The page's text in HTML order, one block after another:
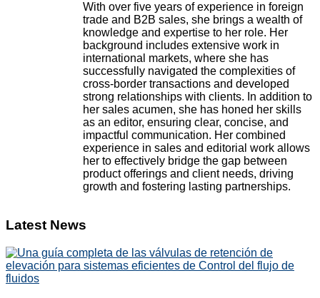
With over five years of experience in foreign
trade and B2B sales, she brings a wealth of
knowledge and expertise to her role. Her
background includes extensive work in
international markets, where she has
successfully navigated the complexities of
cross-border transactions and developed
strong relationships with clients. In addition to
her sales acumen, she has honed her skills
as an editor, ensuring clear, concise, and
impactful communication. Her combined
experience in sales and editorial work allows
her to effectively bridge the gap between
product offerings and client needs, driving
growth and fostering lasting partnerships.
Latest News